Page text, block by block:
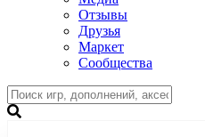
Отзывы
Друзья
Маркет
Сообщества